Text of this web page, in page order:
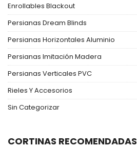
Enrollables Blackout
Persianas Dream Blinds
Persianas Horizontales Aluminio
Persianas Imitación Madera
Persianas Verticales PVC
Rieles Y Accesorios
Sin Categorizar
CORTINAS RECOMENDADAS